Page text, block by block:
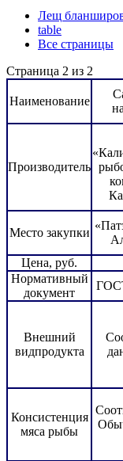
Лещ
table
Все страницы
Страница 2 из 2
Наименование
Производитель
Место закупки
Цена, руб.
Нормативный
документ
Внешний
видпродукта
Консистенция
мяса рыбы